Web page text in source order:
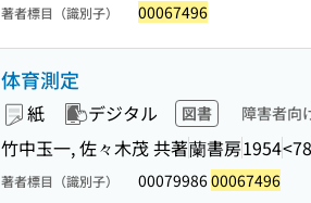
著者標目（識別子） 00067496
体育測定
紙 デジタル 図書 障害者向
竹中玉一, 佐々木茂 共著蘭書房1954
著者標目（識別子） 0007998600067496